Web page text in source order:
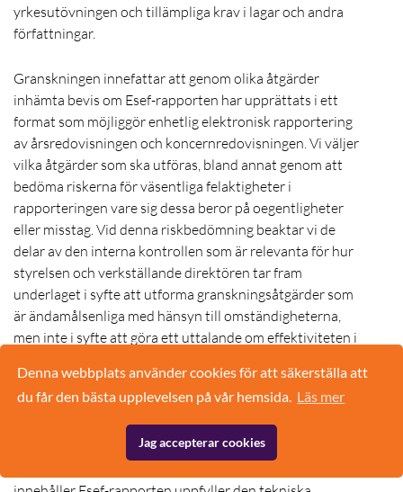
Denna webbplats använder cookies för att säkerställa att
du får den bästa upplevelsen på vår hemsida. Läs mer
Jag accepterar cookies
yrkesutövningen och tillämpliga krav i lagar och andra
författningar.
Granskningen innefattar att genom olika åtgärder
inhämta bevis om Esef-rapporten har upprättats i ett
format som möjliggör enhetlig elektronisk rapportering
av årsredovisningen och koncernredovisningen. Vi väljer
vilka åtgärder som ska utföras, bland annat genom att
bedöma riskerna för väsentliga felaktigheter i
rapporteringen vare sig dessa beror på oegentligheter
eller misstag. Vid denna riskbedömning beaktar vi de
delar av den interna kontrollen som är relevanta för hur
styrelsen och verkställande direktören tar fram
underlaget i syfte att utforma granskningsåtgärder som
är ändamålsenliga med hänsyn till omständigheterna,
men inte i syfte att göra ett uttalande om effektiviteten i
utvärdering av ändamålsenligheten och rimligheten i
styrelsens och verkställande direktörens antaganden.
Granskningsåtgärderna omfattar huvudsakligen en